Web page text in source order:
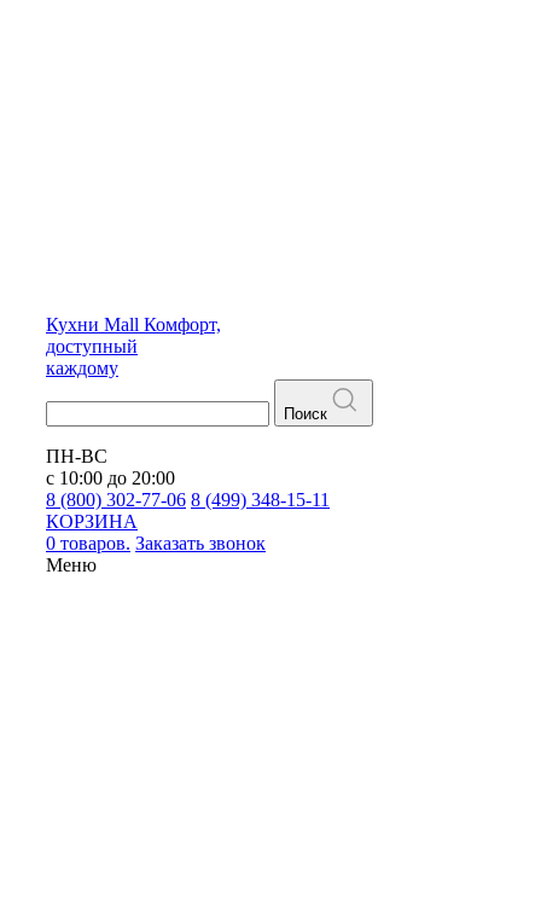
Кухни Mall Комфорт,
доступный
каждому
Поиск
ПН-ВС
с 10:00 до 20:00
8 (800) 302-77-06 8 (499) 348-15-11
КОРЗИНА
0 товаров. Заказать звонок
Меню